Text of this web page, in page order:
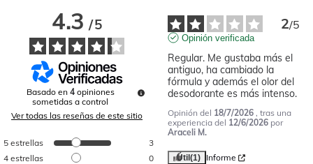
4.3/5
Basado en 4 opiniones
sometidas a control
Ver todas las reseñas de este sitio
5 estrellas
3
4 estrellas
0
2/5
Opinión verificada
Regular. Me gustaba más el
antiguo, ha cambiado la
fórmula y además el olor del
desodorante es más intenso.
Opinión del 18/7/2026 , tras una
experiencia del 12/6/2026 por
Araceli M.
Útil (1) Informe